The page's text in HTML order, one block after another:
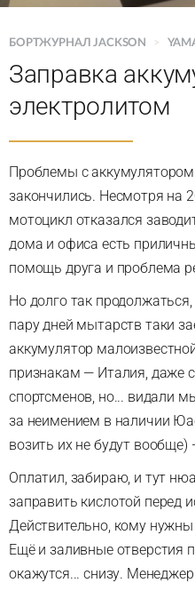
БОРТЖУРНАЛ JACKSON >
Заправка
электролитом
Проблемы с
закончились. Несмотря на
мотоцикл отказался
дома и офиса есть
помощь друга и проблема
Но долго так
пару дней мытарств таки
аккумулятор
признакам — Италия, даже
спортсменов, но... видали
за неимением в наличии
возить их не будут
Оплатил, забираю, и тут
заправить кислотой перед
Действительно, кому
Ещё и заливные отверстия
окажутся... снизу.